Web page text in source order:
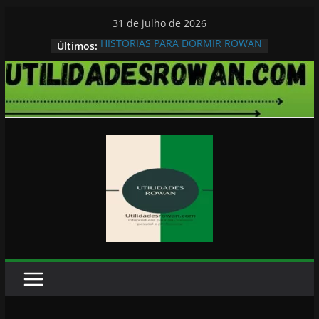
conteúdo
31 de julho de 2026
Últimos: HISTORIAS PARA DORMIR ROWAN